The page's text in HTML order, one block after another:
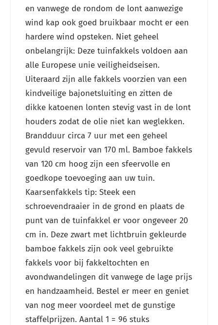
en vanwege de rondom de lont aanwezige
wind kap ook goed bruikbaar mocht er een
hardere wind opsteken. Niet geheel
onbelangrijk: Deze tuinfakkels voldoen aan
alle Europese unie veiligheidseisen.
Uiteraard zijn alle fakkels voorzien van een
kindveilige bajonetsluiting en zitten de
dikke katoenen lonten stevig vast in de lont
houders zodat de olie niet kan weglekken.
Brandduur circa 7 uur met een geheel
gevuld reservoir van 170 ml. Bamboe fakkels
van 120 cm hoog zijn een sfeervolle en
goedkope toevoeging aan uw tuin.
Kaarsenfakkels tip: Steek een
schroevendraaier in de grond en plaats de
punt van de tuinfakkel er voor ongeveer 20
cm in. Deze zwart met lichtbruin gekleurde
bamboe fakkels zijn ook veel gebruikte
fakkels voor bij fakkeltochten en
avondwandelingen dit vanwege de lage prijs
en handzaamheid. Bestel er meer en geniet
van nog meer voordeel met de gunstige
staffelprijzen. Aantal 1 = 96 stuks